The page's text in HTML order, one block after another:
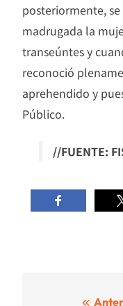
posteriormente,
madrugada la
transeúntes y
reconoció
aprehendido y
Público.
//FUENTE: